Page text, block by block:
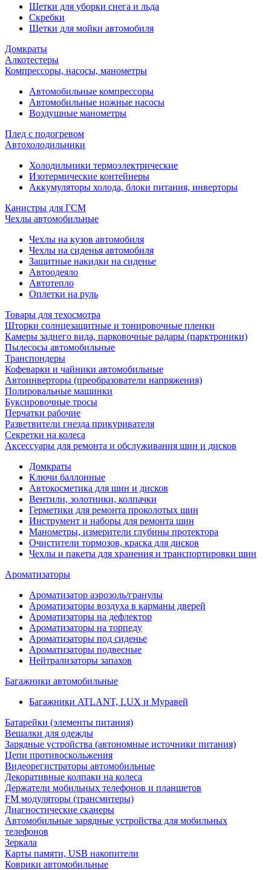
Щетки для уборки снега и льда
Скребки
Щетки для мойки автомобиля
Домкраты
Алкотестеры
Компрессоры, насосы, манометры
Автомобильные компрессоры
Автомобильные ножные насосы
Воздушные манометры
Плед с подогревом
Автохолодильники
Холодильники термоэлектрические
Изотермические контейнеры
Аккумуляторы холода, блоки питания, инверторы
Канистры для ГСМ
Чехлы автомобильные
Чехлы на кузов автомобиля
Чехлы на сиденья автомобиля
Защитные накидки на сиденье
Автоодеяло
Автотепло
Оплетки на руль
Товары для техосмотра
Шторки солнцезащитные и тонировочные пленки
Камеры заднего вида, парковочные радары (парктроники)
Пылесосы автомобильные
Транспондеры
Кофеварки и чайники автомобильные
Автоинверторы (преобразователи напряжения)
Полировальные машинки
Буксировочные тросы
Перчатки рабочие
Разветвители гнезда прикуривателя
Секретки на колеса
Аксессуары для ремонта и обслуживания ‎шин и дисков
Домкраты
Ключи баллонные
Автокосметика для шин и дисков
Вентили, золотники, колпачки
Герметики для ремонта проколотых шин
Инструмент и наборы для ремонта шин
Манометры, измерители глубины протектора
Очистители тормозов, краска для дисков
Чехлы и пакеты для хранения и транспортировки шин
Ароматизаторы
Ароматизатор аэрозоль/гранулы
Ароматизаторы воздуха в карманы дверей
Ароматизаторы на дефлектор
Ароматизаторы на торпеду
Ароматизаторы под сиденье
Ароматизаторы подвесные
Нейтрализаторы запахов
Багажники автомобильные
Багажники ATLANT, LUX и Муравей
Батарейки (элементы питания)
Вешалки для одежды
Зарядные устройства (автономные источники питания)
Цепи противоскольжения
Видеорегистраторы автомобильные
Декоративные колпаки на колеса
Держатели мобильных телефонов и планшетов
FM модуляторы (трансмитеры)
Диагностические сканеры
Автомобильные зарядные устройства для мобильных
телефонов
Зеркала
Карты памяти, USB накопители
Коврики автомобильные